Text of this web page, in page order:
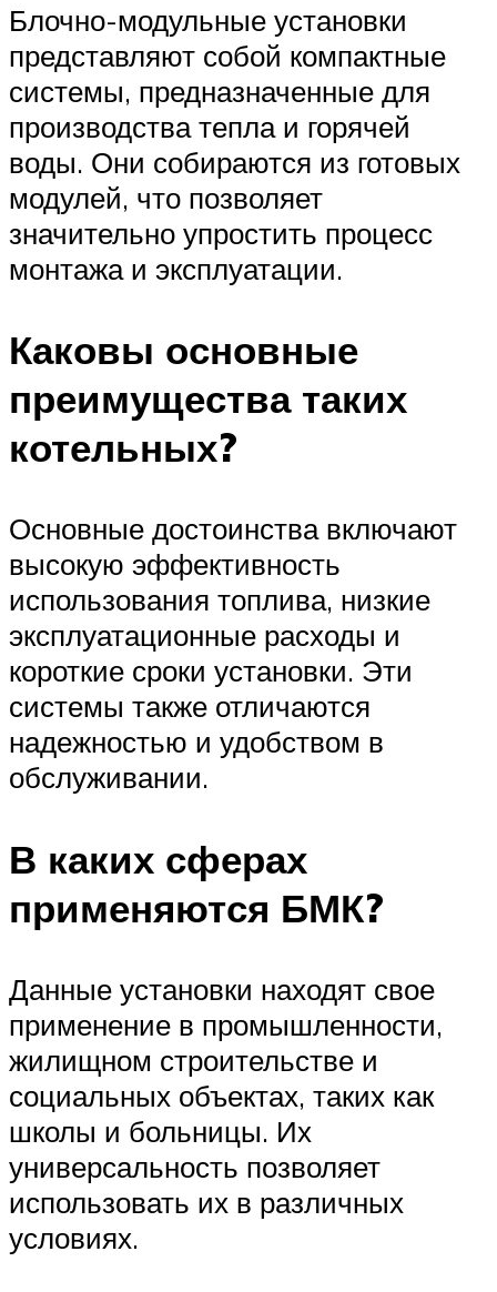
Блочно-модульные установки
представляют собой компактные
системы, предназначенные для
производства тепла и горячей
воды. Они собираются из готовых
модулей, что позволяет
значительно упростить процесс
монтажа и эксплуатации.
Каковы основные
преимущества таких
котельных?
Основные достоинства включают
высокую эффективность
использования топлива, низкие
эксплуатационные расходы и
короткие сроки установки. Эти
системы также отличаются
надежностью и удобством в
обслуживании.
В каких сферах
применяются БМК?
Данные установки находят свое
применение в промышленности,
жилищном строительстве и
социальных объектах, таких как
школы и больницы. Их
универсальность позволяет
использовать их в различных
условиях.